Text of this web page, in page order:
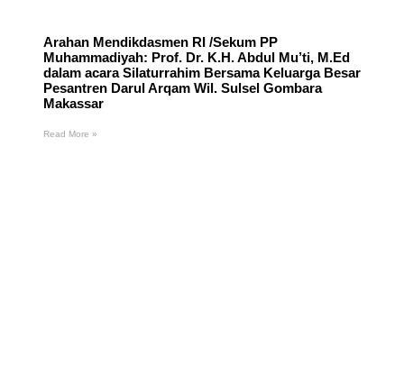
Arahan Mendikdasmen RI /Sekum PP
Muhammadiyah: Prof. Dr. K.H. Abdul Mu’ti, M.Ed
dalam acara Silaturrahim Bersama Keluarga Besar
Pesantren Darul Arqam Wil. Sulsel Gombara
Makassar
Read More »